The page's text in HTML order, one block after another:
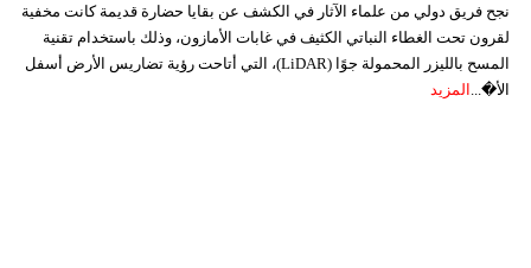
نجح فريق دولي من علماء الآثار في الكشف عن بقايا حضارة قديمة كانت مخفية
لقرون تحت الغطاء النباتي الكثيف في غابات الأمازون، وذلك باستخدام تقنية
المسح بالليزر المحمولة جوًا (LiDAR)، التي أتاحت رؤية تضاريس الأرض أسفل
الأ�... المزيد